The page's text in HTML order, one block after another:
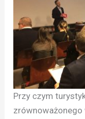
Przy czym
zrównoważonego